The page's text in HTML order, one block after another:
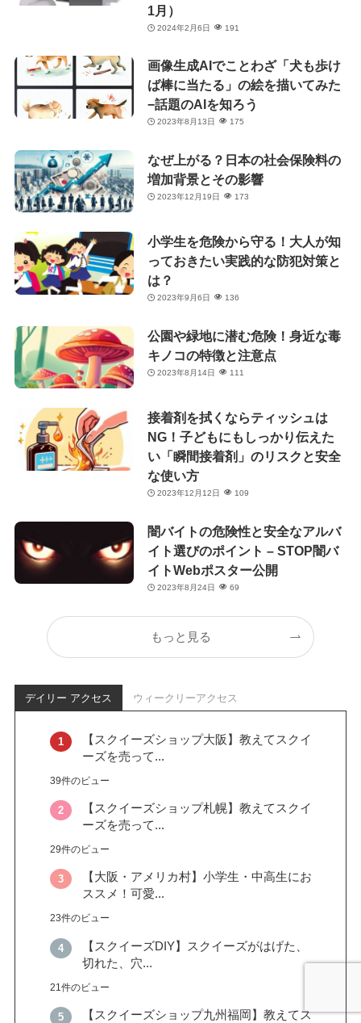
1月）
2024年2月6日 191
画像生成AIでことわざ「犬も歩け
ば棒に当たる」の絵を描いてみた
−話題のAIを知ろう
2023年8月13日 175
なぜ上がる？日本の社会保険料の
増加背景とその影響
2023年12月19日 173
小学生を危険から守る！大人が知
っておきたい実践的な防犯対策と
は？
2023年9月6日 136
公園や緑地に潜む危険！身近な毒
キノコの特徴と注意点
2023年8月14日 111
接着剤を拭くならティッシュは
NG！子どもにもしっかり伝えた
い「瞬間接着剤」のリスクと安全
な使い方
2023年12月12日 109
闇バイトの危険性と安全なアルバ
イト選びのポイント – STOP闇バ
イトWebポスター公開
2023年8月24日 69
もっと見る
デイリー アクセス ウィークリーアクセス
【スクイーズショップ大阪】教えてスクイ
ーズを売って...
39件のビュー
【スクイーズショップ札幌】教えてスクイ
ーズを売って...
29件のビュー
【大阪・アメリカ村】小学生・中高生にお
ススメ！可愛...
23件のビュー
【スクイーズDIY】スクイーズがはげた、
切れた、穴...
21件のビュー
【スクイーズショップ九州福岡】教えてス